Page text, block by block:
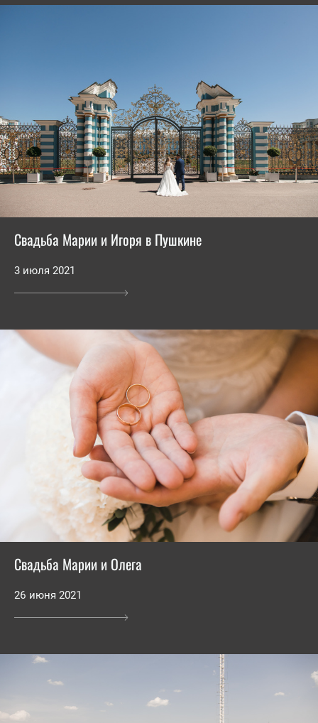
Свадьба Марии и Игоря в Пушкине
3 июля 2021
Свадьба Марии и Олега
26 июня 2021